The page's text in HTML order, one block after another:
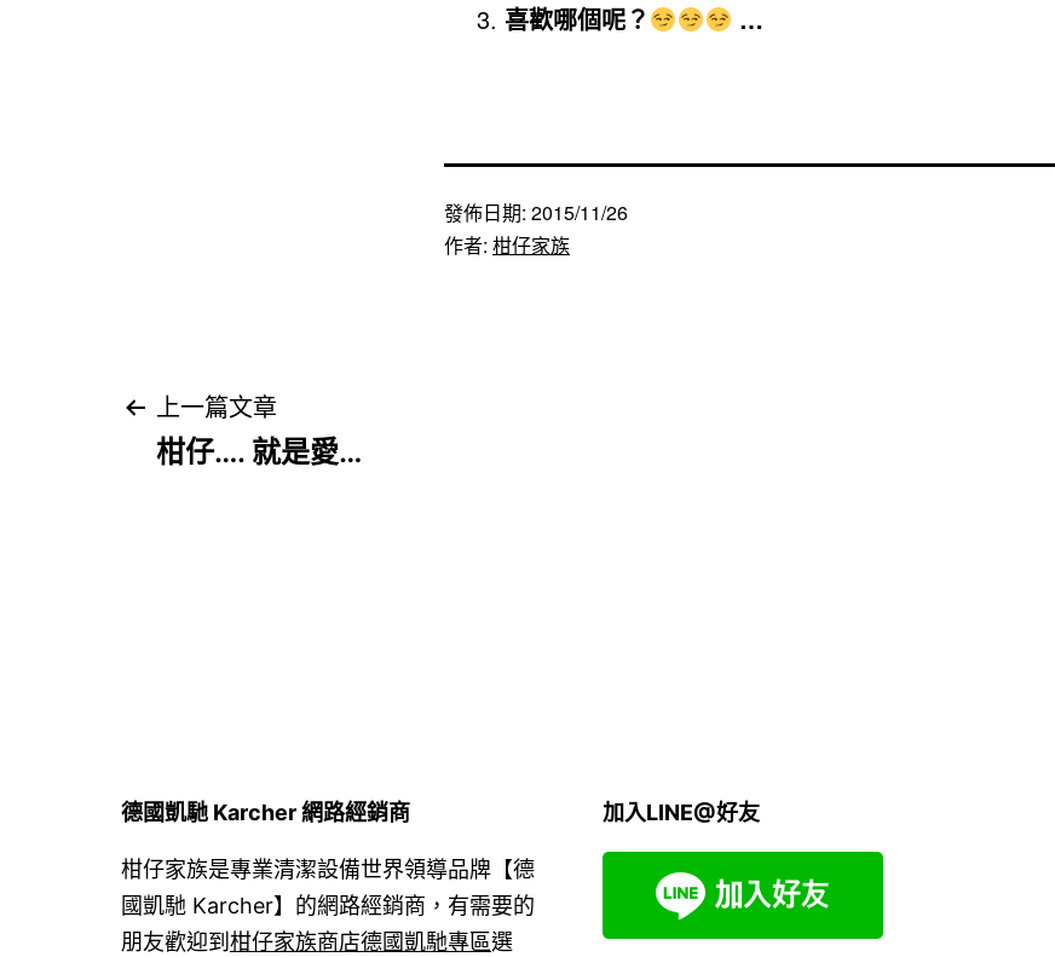
喜歡哪個呢？
…
發佈日期: 2015/11/26
作者: 柑仔家族
文上一篇文章
柑仔…. 就是愛…
德國凱馳 Karcher 網路經銷商
柑仔家族是專業清潔設備世界領導品牌【德
國凱馳 Karcher】的網路經銷商，有需要的
朋友歡迎到 柑仔家族商店德國凱馳專區選
加入LINE@好友